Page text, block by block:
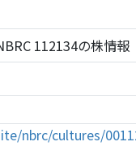
112134の株情報
nbrc/cultures/